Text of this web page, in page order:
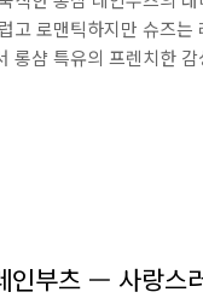
고 로맨틱하지만 슈즈는
롱샴 특유의 프렌치한
인부츠 — 사랑스